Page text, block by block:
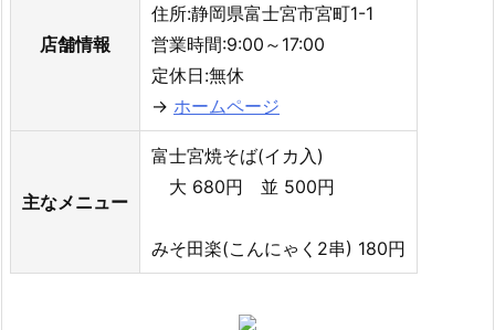
店舗情報
住所:静岡県富士宮市宮町1-1
営業時間:9:00～17:00
定休日:無休
→ ホームページ
主なメニュー
富士宮焼そば(イカ入)
大 680円 並 500円
みそ田楽(こんにゃく2串) 180円